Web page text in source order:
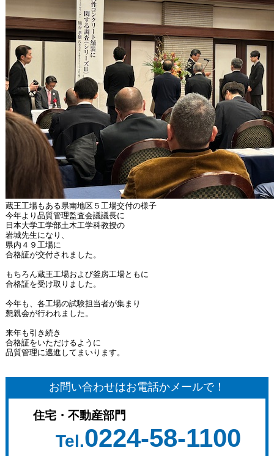
蔵王工場もある県南地区５工場交付の様子
今年より品質管理監査会議議長に
日本大学工学部土木工学科教授の
岩城先生になり、
県内４９工場に
合格証が交付されました。
もちろん蔵王工場および釜房工場ともに
合格証を受け取りました。
今年も、各工場の試験担当者が集まり
懇親会が行われました。
来年も引き続き
合格証をいただけるように
品質管理に邁進してまいります。
お問い合わせはお電話かメールで！
住宅・不動産部門
Tel.0224-58-1100